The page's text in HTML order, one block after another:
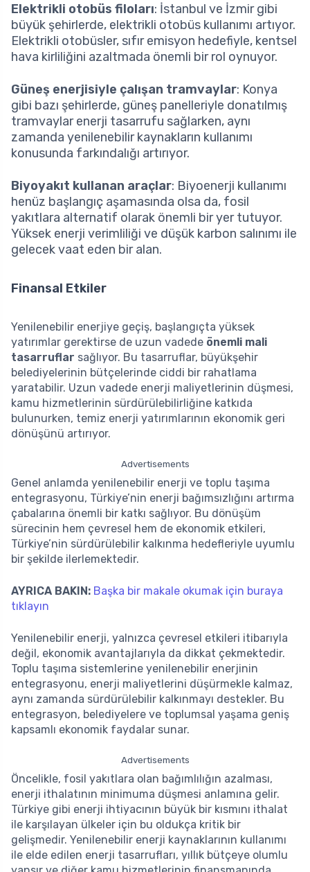
Elektrikli otobüs filoları: İstanbul ve İzmir gibi
büyük şehirlerde, elektrikli otobüs kullanımı artıyor.
Elektrikli otobüsler, sıfır emisyon hedefiyle, kentsel
hava kirliliğini azaltmada önemli bir rol oynuyor.
Güneş enerjisiyle çalışan tramvaylar: Konya
gibi bazı şehirlerde, güneş panelleriyle donatılmış
tramvaylar enerji tasarrufu sağlarken, aynı
zamanda yenilenebilir kaynakların kullanımı
konusunda farkındalığı artırıyor.
Biyoyakıt kullanan araçlar: Biyoenerji kullanımı
henüz başlangıç aşamasında olsa da, fosil
yakıtlara alternatif olarak önemli bir yer tutuyor.
Yüksek enerji verimliliği ve düşük karbon salınımı ile
gelecek vaat eden bir alan.
Finansal Etkiler
Yenilenebilir enerjiye geçiş, başlangıçta yüksek
yatırımlar gerektirse de uzun vadede önemli mali
tasarruflar sağlıyor. Bu tasarruflar, büyükşehir
belediyelerinin bütçelerinde ciddi bir rahatlama
yaratabilir. Uzun vadede enerji maliyetlerinin düşmesi,
kamu hizmetlerinin sürdürülebilirliğine katkıda
bulunurken, temiz enerji yatırımlarının ekonomik geri
dönüşünü artırıyor.
Advertisements
Genel anlamda yenilenebilir enerji ve toplu taşıma
entegrasyonu, Türkiye’nin enerji bağımsızlığını artırma
çabalarına önemli bir katkı sağlıyor. Bu dönüşüm
sürecinin hem çevresel hem de ekonomik etkileri,
Türkiye’nin sürdürülebilir kalkınma hedefleriyle uyumlu
bir şekilde ilerlemektedir.
AYRICA BAKIN: Başka bir makale okumak için buraya
tıklayın
Yenilenebilir enerji, yalnızca çevresel etkileri itibarıyla
değil, ekonomik avantajlarıyla da dikkat çekmektedir.
Toplu taşıma sistemlerine yenilenebilir enerjinin
entegrasyonu, enerji maliyetlerini düşürmekle kalmaz,
aynı zamanda sürdürülebilir kalkınmayı destekler. Bu
entegrasyon, belediyelere ve toplumsal yaşama geniş
kapsamlı ekonomik faydalar sunar.
Advertisements
Öncelikle, fosil yakıtlara olan bağımlılığın azalması,
enerji ithalatının minimuma düşmesi anlamına gelir.
Türkiye gibi enerji ihtiyacının büyük bir kısmını ithalat
ile karşılayan ülkeler için bu oldukça kritik bir
gelişmedir. Yenilenebilir enerji kaynaklarının kullanımı
ile elde edilen enerji tasarrufları, yıllık bütçeye olumlu